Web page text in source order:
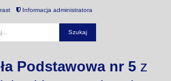
Informacja administratora
Podstawowa nr 5z